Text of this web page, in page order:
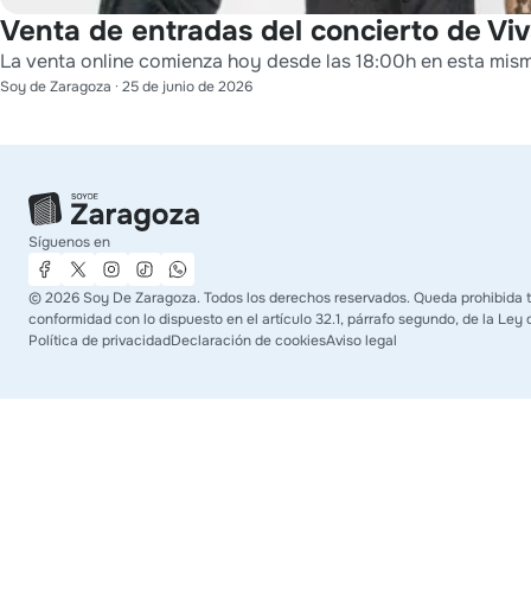
Venta de entradas del concierto de
La venta online comienza hoy desde las 18:00h en esta
Soy de Zaragoza · 25 de junio de 2026
Síguenos en
©2026 Soy De Zaragoza. Todos los derechos reservados. Queda
conformidad con lo dispuesto en el artículo 32.1, párrafo segundo, de la Ley
Política de privacidadDeclaración de cookiesAviso legal